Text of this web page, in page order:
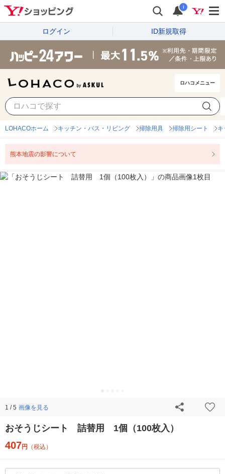
i
ログイン ID新規取得
ロハコメニュー
LOHACOホーム キッチン・バス・リビング 掃除用具 掃除用シート キ
熊本地震の影響について
1 / 5 画像を見る
おそうじシート 詰替用 1個（100枚入）
407円 （税込）